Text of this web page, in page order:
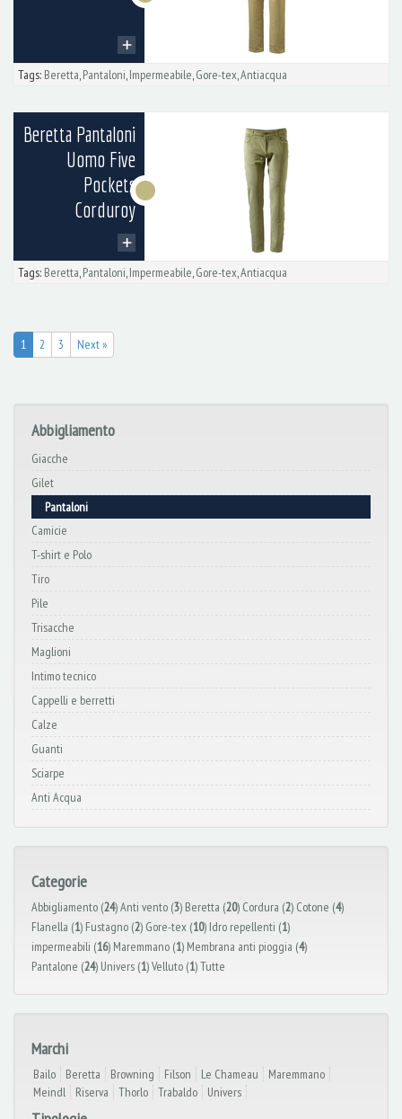
Tags: Beretta,Pantaloni,Impermeabile,Gore-tex,Antiacqua
Beretta Pantaloni
Uomo Five
Pockets
Corduroy
Tags: Beretta,Pantaloni,Impermeabile,Gore-tex,Antiacqua
1 2 3 Next »
Abbigliamento
Giacche
Gilet
Pantaloni
Camicie
T-shirt e Polo
Tiro
Pile
Trisacche
Maglioni
Intimo tecnico
Cappelli e berretti
Calze
Guanti
Sciarpe
Anti Acqua
Categorie
Abbigliamento (24)Anti vento (3) Beretta (20) Cordura (2) Cotone (4)
Flanella (1) Fustagno (2) Gore-tex (10) Idro repellenti (1)
impermeabili (16) Maremmano (1) Membrana anti pioggia (4)
Pantalone (24) Univers (1)Velluto (1)Tutte
Marchi
Bailo Beretta Browning Filson Le Chameau
Maremmano
Meindl
Riserva Thorlo Trabaldo Univers